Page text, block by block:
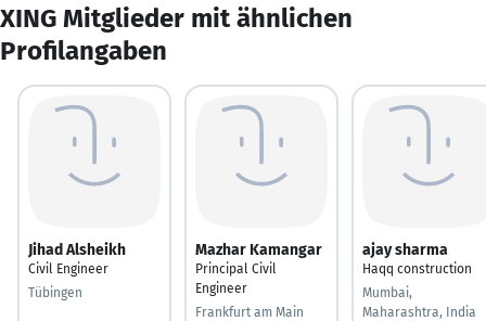
XING Mitglieder mit ähnlichen
Profilangaben
Jihad Alsheikh
Civil Engineer
Tübingen
Mazhar Kamangar
Principal Civil
Engineer
Frankfurt am Main
ajay sharma
Haqq construction
Mumbai,
Maharashtra, India